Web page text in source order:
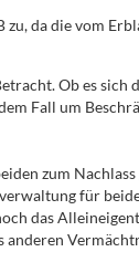
da die vom
Ob es
Fall um
zum
für
das